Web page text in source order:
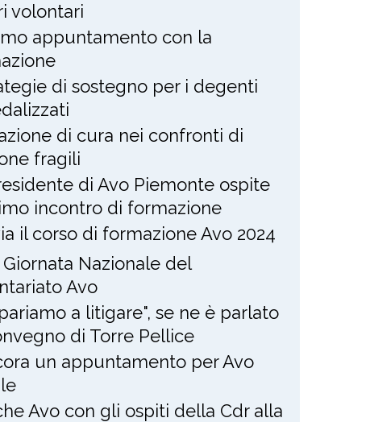
volontari
appuntamento con la
di sostegno per i degenti
di cura nei confronti di
fragili
di Avo Piemonte ospite
incontro di formazione
il corso di formazione Avo 2024
Giornata Nazionale del
Avo
a litigare", se ne è parlato
di Torre Pellice
un appuntamento per Avo
Avo con gli ospiti della Cdr alla